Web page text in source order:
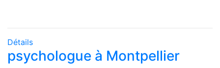
Détails
psychologue à Montpellier